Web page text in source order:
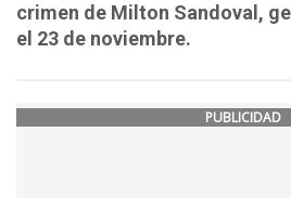
crimen de Milton Sandoval,
el 23 de noviembre.
PUBLICIDAD